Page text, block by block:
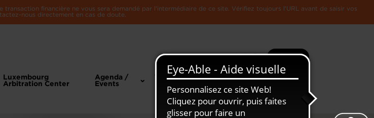
financière ne vous sera demandé par l'intermédiaire de ce site. Vérifiez toujours l'URL avant de saisir vos
nous directement en cas de doute.
Recherche Plus
Luxembourg
Arbitration Center
Agenda /
Events
Toute
L'Economie